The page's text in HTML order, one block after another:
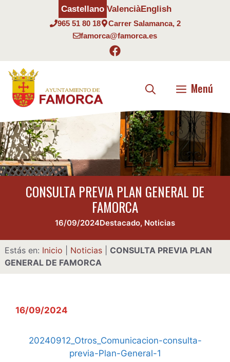
965 51 80 18
Carrer Salamanca, 2
famorca@famorca.es
Castellano ValenciàEnglish
Menú
CONSULTA PREVIA PLAN GENERAL DE
FAMORCA
16/09/2024Destacado, Noticias
Estás en: Inicio Noticias| CONSULTA PREVIA PLAN
GENERAL DE FAMORCA
16/09/2024
20240912_Otros_Comunicacion-consulta-
previa-Plan-General-1